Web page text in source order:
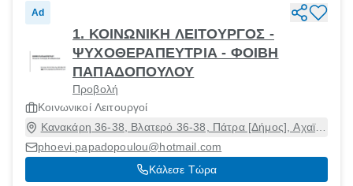
Ad
1. ΚΟΙΝΩΝΙΚΗ ΛΕΙΤΟΥΡΓΟΣ -
ΨΥΧΟΘΕΡΑΠΕΥΤΡΙΑ - ΦΟΙΒΗ
ΠΑΠΑΔΟΠΟΥΛΟΥ
Προβολή
Κοινωνικοί Λειτουργοί
Κανακάρη 36-38, Βλατερό 36-38, Πάτρα [Δήμος], Αχαϊα,
26225
phoevi.papadopoulou@hotmail.com
Κάλεσε Τώρα